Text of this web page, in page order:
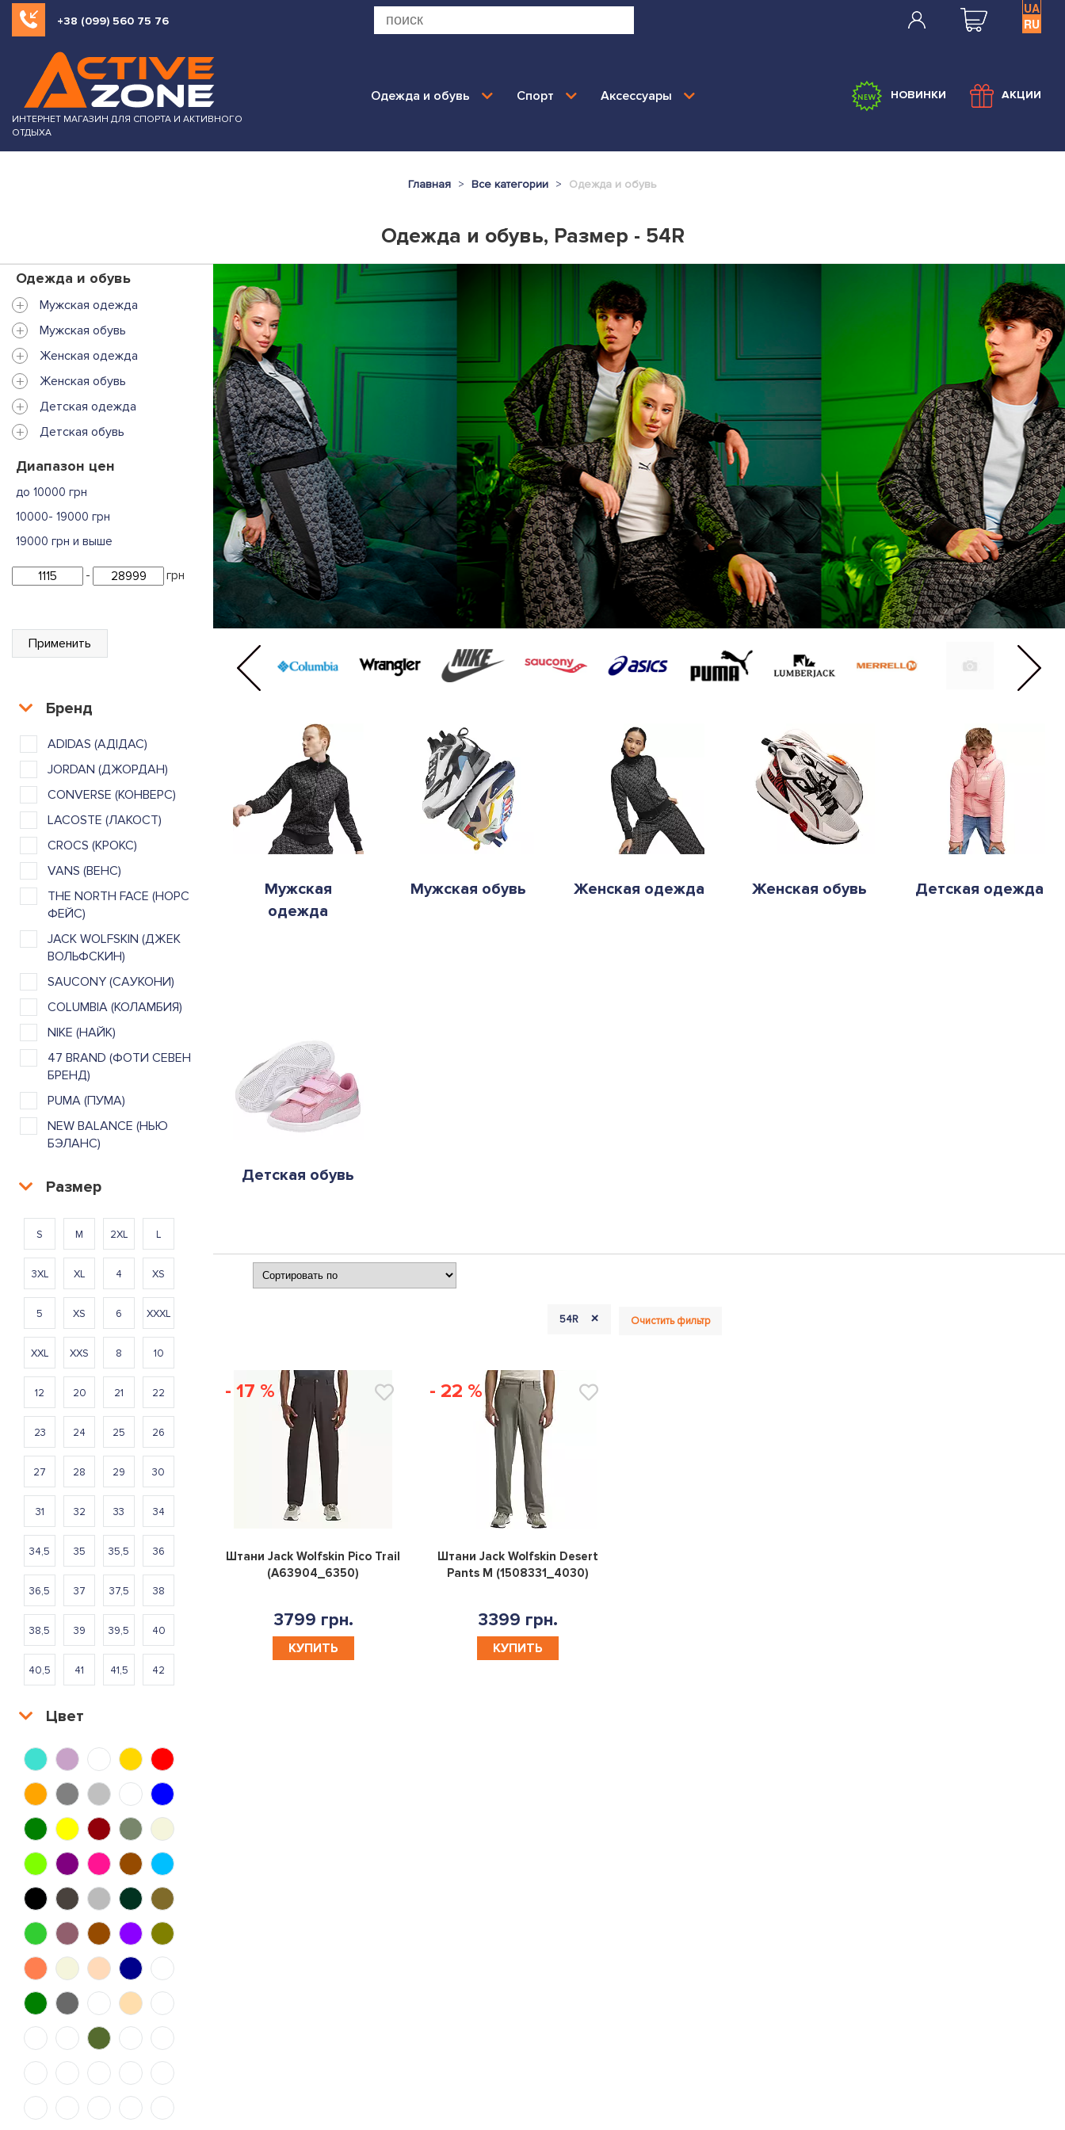
+38 (099) 560 75 76
UA
RU
ИНТЕРНЕТ МАГАЗИН ДЛЯ СПОРТА И АКТИВНОГО
ОТДЫХА
Одежда и обувь Спорт Аксессуары НОВИНКИ АКЦИИ
Главная Все категории Одежда и обувь
Одежда и обувь, Размер - 54R
Одежда и обувь
+ Мужская одежда
+ Мужская обувь
+ Женская одежда
+ Женская обувь
+ Детская одежда
+ Детская обувь
Диапазон цен
до 10000 грн
10000- 19000 грн
19000 грн и выше
- грн
Применить
Бренд
ADIDAS (АДІДАС)
JORDAN (ДЖОРДАН)
CONVERSE (КОНВЕРС)
LACOSTE (ЛАКОСТ)
CROCS (КРОКС)
VANS (ВЕНС)
THE NORTH FACE (НОРС
ФЕЙС)
JACK WOLFSKIN (ДЖЕК
ВОЛЬФСКИН)
SAUCONY (САУКОНИ)
COLUMBIA (КОЛАМБИЯ)
NIKE (НАЙК)
47 BRAND (ФОТИ СЕВЕН
БРЕНД)
PUMA (ПУМА)
NEW BALANCE (НЬЮ
БЭЛАНС)
Размер
S M 2XL L
3XL XL 4 XS
5 XS 6 XXXL
XXL XXS 8 10
12 20 21 22
23 24 25 26
27 28 29 30
31 32 33 34
34,5 35 35,5 36
36,5 37 37,5 38
38,5 39 39,5 40
40,5 41 41,5 42
42,5
44,5 45 46 46,5
47 48 50 52
54 56 58 140
74 80 86 92
98 104 110 116
128 152 164 176
8.5 10.5 7.5 X
43.5 44.5 38.5 40.5
46.5 37.5 40/34 42.5
Цвет
Мужская
одежда
Мужская обувь Женская одежда Женская обувь Детская одежда
Детская обувь
54R + Очистить фильтр
- 17 %
0
Штани Jack Wolfskin Pico Trail
(A63904_6350)
3799 грн.
КУПИТЬ
- 22 %
0
Штани Jack Wolfskin Desert
Pants M (1508331_4030)
3399 грн.
КУПИТЬ